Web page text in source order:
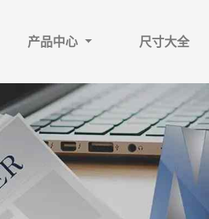
产品中心 尺寸大全